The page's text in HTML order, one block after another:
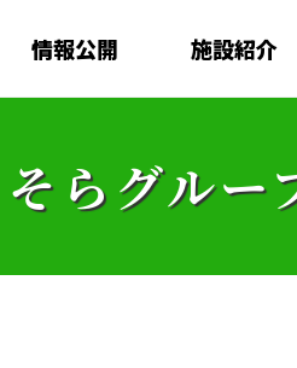
情報公開 施設紹介
そらグル